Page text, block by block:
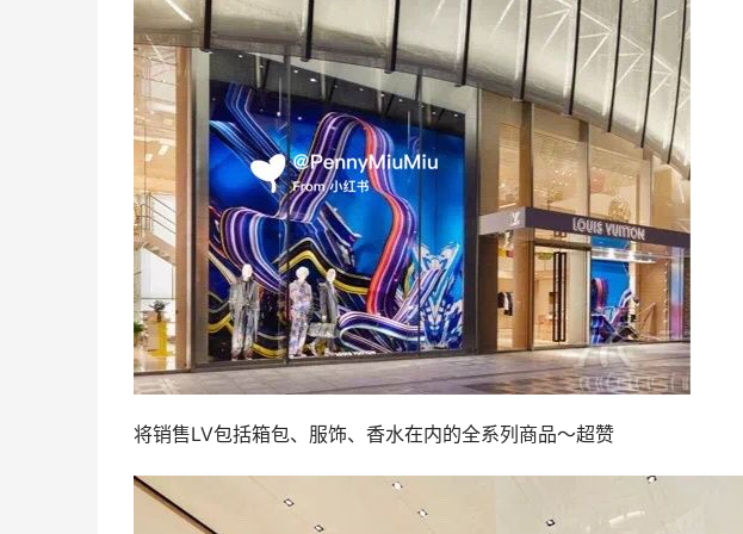
将销售LV包括箱包、服饰、香水在内的全系列商品～超赞